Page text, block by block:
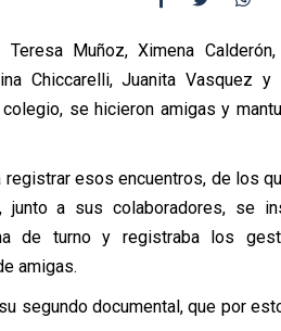
Muñoz, Ximena
Chiccarelli, Juanita Vasquez
se hicieron amigas y
esos encuentros, de los
a sus colaboradores, se
de turno y registraba los
amigas.
segundo documental, que por